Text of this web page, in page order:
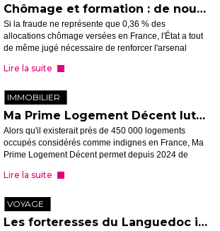
Chômage et formation : de nouvelles sanctions en cas de fraude
Si la fraude ne représente que 0,36 % des
allocations chômage versées en France, l'État a tout
de même jugé nécessaire de renforcer l'arsenal
les fonds détournés. Petit passa...
Lire la suite
IMMOBILIER
Ma Prime Logement Décent lutte contre l'habitat très dégradé
Alors qu'il existerait près de 450 000 logements
occupés considérés comme indignes en France, Ma
Prime Logement Décent permet depuis 2024 de
On vous explique comment en bénéficie...
Lire la suite
VOYAGE
Les forteresses du Languedoc inscrites à l'Unesco